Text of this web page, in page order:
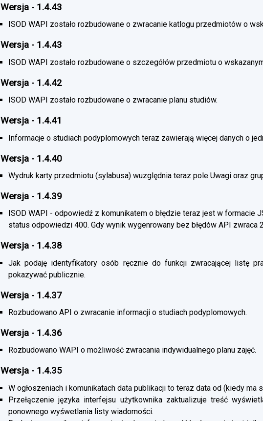
Wersja - 1.4.43
ISOD WAPI zostało rozbudowane o zwracanie katlogu przedmiotów o
Wersja - 1.4.43
ISOD WAPI zostało rozbudowane o szczegółów przedmiotu o
Wersja - 1.4.42
ISOD WAPI zostało rozbudowane o zwracanie planu studiów.
Wersja - 1.4.41
Informacje o studiach podyplomowych teraz zawierają więcej danych o
Wersja - 1.4.40
Wydruk karty przedmiotu (sylabusa) wuzględnia teraz pole Uwagi oraz
Wersja - 1.4.39
ISOD WAPI - odpowiedź z komunikatem o błędzie teraz jest w formacie
status odpowiedzi 400. Gdy wynik wygenrowany bez błędów API zwraca
Wersja - 1.4.38
Jak podaję identyfikatory osób ręcznie do funkcji zwracającej listę
pokazywać publicznie.
Wersja - 1.4.37
Rozbudowano API o zwracanie informacji o studiach podyplomowych.
Wersja - 1.4.36
Rozbudowano WAPI o możliwość zwracania indywidualnego planu zajęć.
Wersja - 1.4.35
W ogłoszeniach i komunikatach data publikacji to teraz data od (kiedy ma
Przełączenie języka interfejsu użytkownika zaktualizuje treść
ponownego wyśwetlania listy wiadomości.